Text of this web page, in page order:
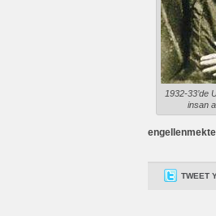
1932-33’de
insan
TWEET